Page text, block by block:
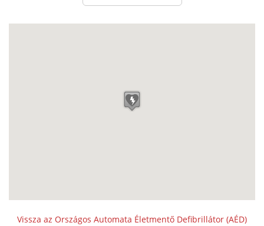
Vissza az Országos Automata Életmentő Defibrillátor (AÉD)